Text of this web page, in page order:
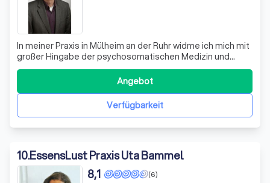
In meiner Praxis in Mülheim an der Ruhr widme ich mich mit
großer Hingabe der psychosomatischen Medizin und
Psychotherapie. Seit über zwei Jahrzehnten unterstütze
ich Menschen mit einem breiten Spektrum an seelischen
und körperlichen Beschwerden. Mein Angebot umfasst
tiefenpsychologisch fundierte un
Verfügbarkeit
Angebot
10.EssensLust Praxis Uta Bammel
(6)
8,1